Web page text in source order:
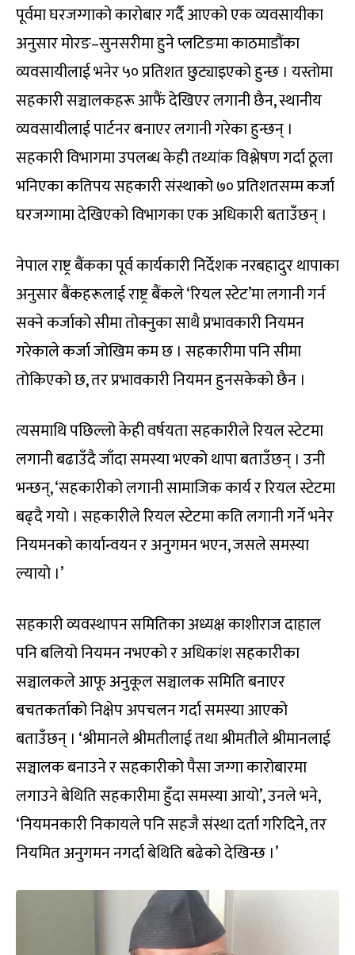
पूर्वमा घरजग्गाको कारोबार गर्दै आएको एक व्यवसायीका
अनुसार मोरङ–सुनसरीमा हुने प्लटिङमा काठमाडौंका
व्यवसायीलाई भनेर ५० प्रतिशत छुट्याइएको हुन्छ । यस्तोमा
सहकारी सञ्चालकहरू आफैं देखिएर लगानी छैन, स्थानीय
व्यवसायीलाई पार्टनर बनाएर लगानी गरेका हुन्छन् ।
सहकारी विभागमा उपलब्ध केही तथ्यांक विश्लेषण गर्दा ठूला
भनिएका कतिपय सहकारी संस्थाको ७० प्रतिशतसम्म कर्जा
घरजग्गामा देखिएको विभागका एक अधिकारी बताउँछन् ।
नेपाल राष्ट्र बैंकका पूर्व कार्यकारी निर्देशक नरबहादुर थापाका
अनुसार बैंकहरूलाई राष्ट्र बैंकले ‘रियल स्टेट’मा लगानी गर्न
सक्ने कर्जाको सीमा तोक्नुका साथै प्रभावकारी नियमन
गरेकाले कर्जा जोखिम कम छ । सहकारीमा पनि सीमा
तोकिएको छ, तर प्रभावकारी नियमन हुनसकेको छैन ।
त्यसमाथि पछिल्लो केही वर्षयता सहकारीले रियल स्टेटमा
लगानी बढाउँदै जाँदा समस्या भएको थापा बताउँछन् । उनी
भन्छन्, ‘सहकारीको लगानी सामाजिक कार्य र रियल स्टेटमा
बढ्दै गयो । सहकारीले रियल स्टेटमा कति लगानी गर्ने भनेर
नियमनको कार्यान्वयन र अनुगमन भएन, जसले समस्या
ल्यायो ।’
सहकारी व्यवस्थापन समितिका अध्यक्ष काशीराज दाहाल
पनि बलियो नियमन नभएको र अधिकांश सहकारीका
सञ्चालकले आफू अनुकूल सञ्चालक समिति बनाएर
बचतकर्ताको निक्षेप अपचलन गर्दा समस्या आएको
बताउँछन् । ‘श्रीमानले श्रीमतीलाई तथा श्रीमतीले श्रीमानलाई
सञ्चालक बनाउने र सहकारीको पैसा जग्गा कारोबारमा
लगाउने बेथिति सहकारीमा हुँदा समस्या आयो’, उनले भने,
‘नियमनकारी निकायले पनि सहजै संस्था दर्ता गरिदिने, तर
नियमित अनुगमन नगर्दा बेथिति बढेको देखिन्छ ।’